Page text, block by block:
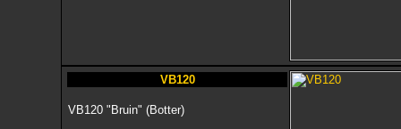
VB120
VB120 "Bruin" (Botter)